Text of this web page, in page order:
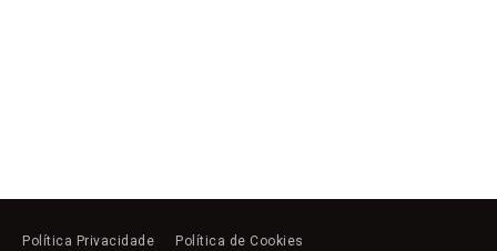
Política Privacidade
Política de Cookies